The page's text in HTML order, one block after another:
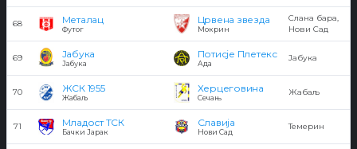
68 Металац
Футог
Црвена звезда
Мокрин
Слана бара,
Нови Сад
69 Јабука
Јабука
Потисје Плетекс
Ада
Јабука
70 ЖСК 1955
Жабаљ
Херцеговина
Сечањ
Жабаљ
71 Младост ТСК
Бачки Јарак
Славија
Нови Сад
Темерин